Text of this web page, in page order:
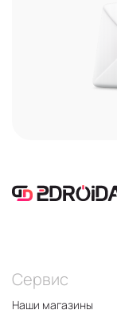
Сервис
Наши магазины